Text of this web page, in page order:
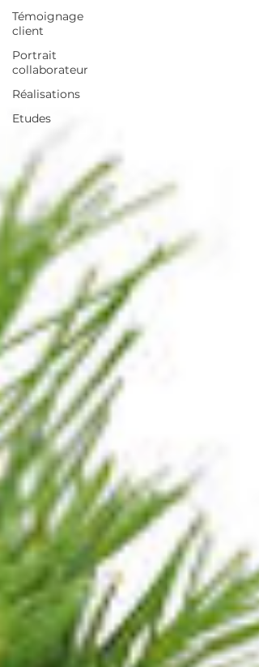
Témoignage
client
Portrait
collaborateur
Réalisations
Etudes